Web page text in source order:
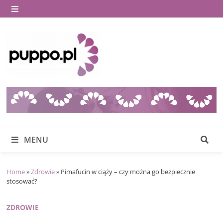
Skip
to
MENU
MENU
Home»Zdrowie» Pimafucin w ciąży – czy można go bezpiecznie
stosować?
ZDROWIE